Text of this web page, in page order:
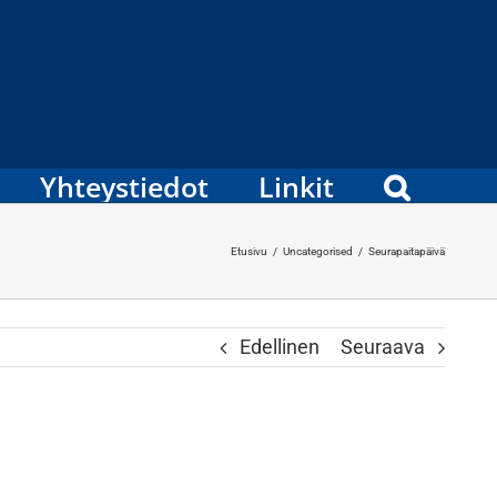
Yhteystiedot Linkit
Etusivu / Uncategorised / Seurapaitapäivä
Edellinen Seuraava